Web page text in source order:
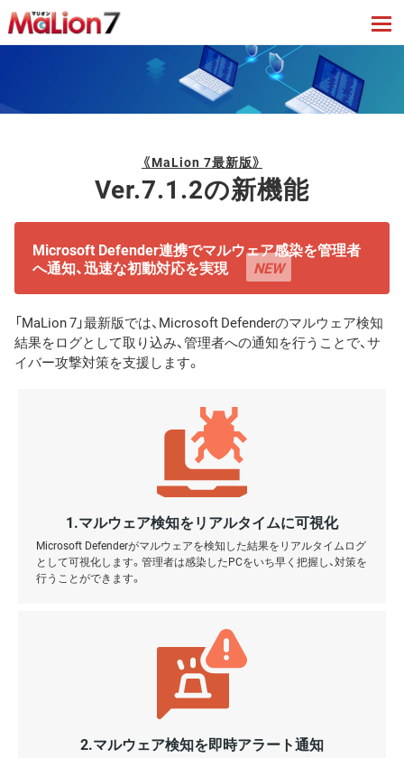
《MaLion 7最新版》
Ver.7.1.2の新機能
Microsoft Defender連携でマルウェア感染を管理者
へ通知、迅速な初動対応を実現
NEW
「MaLion 7」最新版では、Microsoft Defenderのマルウェア検知
結果をログとして取り込み、管理者への通知を行うことで、サ
イバー攻撃対策を支援します。
1.マルウェア検知をリアルタイムに可視化
Microsoft Defenderがマルウェアを検知した結果をリアルタイムログ
として可視化します。管理者は感染したPCをいち早く把握し、対策を
行うことができます。
2.マルウェア検知を即時アラート通知